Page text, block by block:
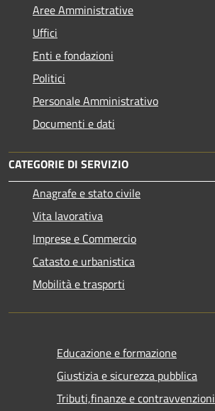
Aree Amministrative
Uffici
Enti e fondazioni
Politici
Personale Amministrativo
Documenti e dati
CATEGORIE DI SERVIZIO
Anagrafe e stato civile
Vita lavorativa
Imprese e Commercio
Catasto e urbanistica
Mobilità e trasporti
Educazione e formazione
Giustizia e sicurezza pubblica
Tributi,finanze e contravvenzioni